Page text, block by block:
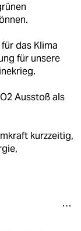
das Klima
für unsere
Ausstoß als
kurzzeitig,